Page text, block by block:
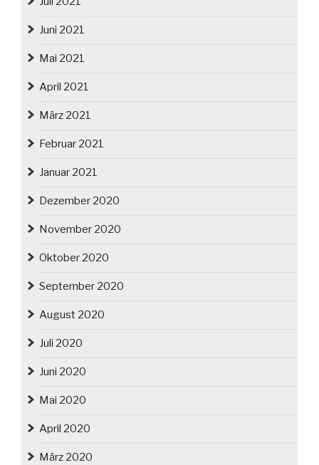
Juni 2021
Mai 2021
April 2021
März 2021
Februar 2021
Januar 2021
Dezember 2020
November 2020
Oktober 2020
September 2020
August 2020
Juli 2020
Juni 2020
Mai 2020
April 2020
März 2020